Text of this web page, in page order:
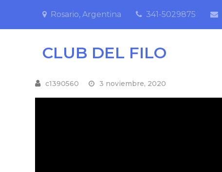
Rosario, Argentina 341-5029875
CLUB DEL FILO
3 noviembre, 2020